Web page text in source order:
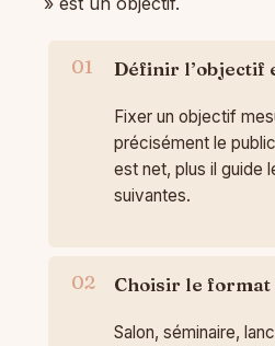
Définir l’objectif
Fixer un objectif
précisément le
est net, plus il guide
suivantes.
Choisir le format
Salon, séminaire,